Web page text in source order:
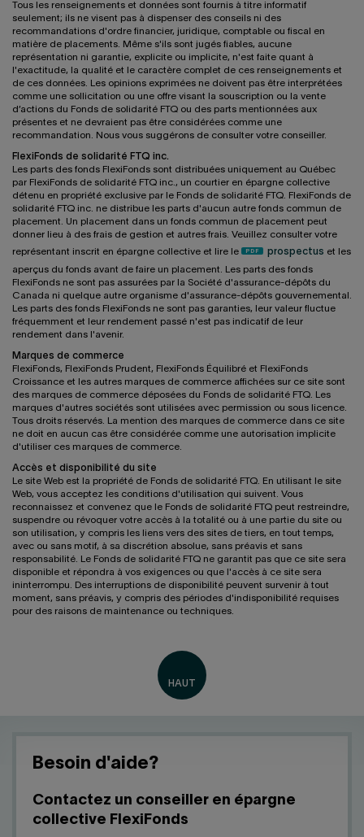
Tous les renseignements et données sont fournis à titre informatif
seulement; ils ne visent pas à dispenser des conseils ni des
recommandations d'ordre financier, juridique, comptable ou fiscal en
matière de placements. Même s'ils sont jugés fiables, aucune
représentation ni garantie, explicite ou implicite, n'est faite quant à
l'exactitude, la qualité et le caractère complet de ces renseignements et
de ces données. Les opinions exprimées ne doivent pas être interprétées
comme une sollicitation ou une offre visant la souscription ou la vente
d’actions du Fonds de solidarité FTQ ou des parts mentionnées aux
présentes et ne devraient pas être considérées comme une
recommandation. Nous vous suggérons de consulter votre conseiller.
FlexiFonds de solidarité FTQ inc.
Les parts des fonds FlexiFonds sont distribuées uniquement au Québec
par FlexiFonds de solidarité FTQ inc., un courtier en épargne collective
détenu en propriété exclusive par le Fonds de solidarité FTQ. FlexiFonds de
solidarité FTQ inc. ne distribue les parts d'aucun autre fonds commun de
placement. Un placement dans un fonds commun de placement peut
donner lieu à des frais de gestion et autres frais. Veuillez consulter votre
représentant inscrit en épargne collective et lire le
prospectus et les
aperçus du fonds avant de faire un placement. Les parts des fonds
FlexiFonds ne sont pas assurées par la Société d'assurance-dépôts du
Canada ni quelque autre organisme d'assurance-dépôts gouvernemental.
Les parts des fonds FlexiFonds ne sont pas garanties, leur valeur fluctue
fréquemment et leur rendement passé n'est pas indicatif de leur
rendement dans l'avenir.
Marques de commerce
FlexiFonds, FlexiFonds Prudent, FlexiFonds Équilibré et FlexiFonds
Croissance et les autres marques de commerce affichées sur ce site sont
des marques de commerce déposées du Fonds de solidarité FTQ. Les
marques d'autres sociétés sont utilisées avec permission ou sous licence.
Tous droits réservés. La mention des marques de commerce dans ce site
ne doit en aucun cas être considérée comme une autorisation implicite
d'utiliser ces marques de commerce.
Accès et disponibilité du site
Le site Web est la propriété de Fonds de solidarité FTQ. En utilisant le site
Web, vous acceptez les conditions d'utilisation qui suivent. Vous
reconnaissez et convenez que le Fonds de solidarité FTQ peut restreindre,
suspendre ou révoquer votre accès à la totalité ou à une partie du site ou
son utilisation, y compris les liens vers des sites de tiers, en tout temps,
avec ou sans motif, à sa discrétion absolue, sans préavis et sans
responsabilité. Le Fonds de solidarité FTQ ne garantit pas que ce site sera
disponible et répondra à vos exigences ou que l'accès à ce site sera
ininterrompu. Des interruptions de disponibilité peuvent survenir à tout
moment, sans préavis, y compris des périodes d'indisponibilité requises
pour des raisons de maintenance ou techniques.
Besoin d'aide?
Contactez un conseiller en épargne
collective FlexiFonds